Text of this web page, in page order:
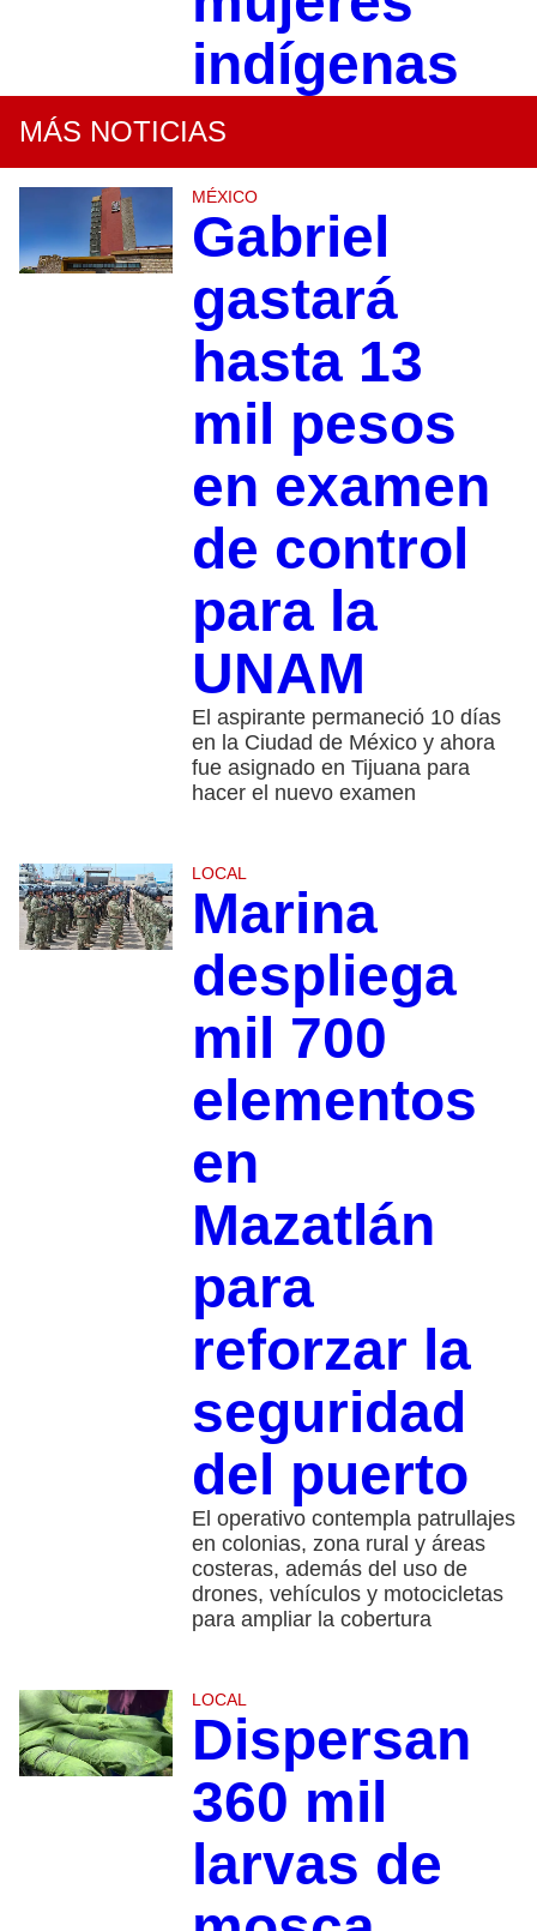
indígenas
MÁS NOTICIAS
MÉXICO
Gabriel
gastará
hasta 13
mil pesos
en examen
de control
para la
UNAM
El aspirante permaneció 10 días
en la Ciudad de México y ahora
fue asignado en Tijuana para
hacer el nuevo examen
LOCAL
Marina
despliega
mil 700
elementos
en
Mazatlán
para
reforzar la
seguridad
del puerto
El operativo contempla patrullajes
en colonias, zona rural y áreas
costeras, además del uso de
drones, vehículos y motocicletas
para ampliar la cobertura
LOCAL
Dispersan
360 mil
larvas de